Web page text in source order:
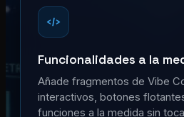
Funcionalidades a la
Añade fragmentos de Vibe
interactivos, botones
funciones a la medida sin